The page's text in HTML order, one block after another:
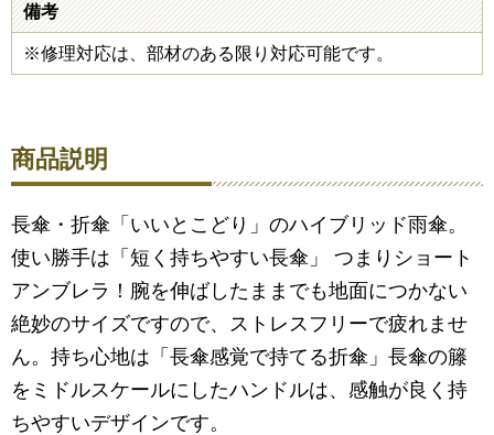
備考
※修理対応は、部材のある限り対応可能です。
商品説明
長傘・折傘「いいとこどり」のハイブリッド雨傘。
使い勝手は「短く持ちやすい長傘」 つまりショート
アンブレラ！腕を伸ばしたままでも地面につかない
絶妙のサイズですので、ストレスフリーで疲れませ
ん。持ち心地は「長傘感覚で持てる折傘」長傘の籐
をミドルスケールにしたハンドルは、感触が良く持
ちやすいデザインです。